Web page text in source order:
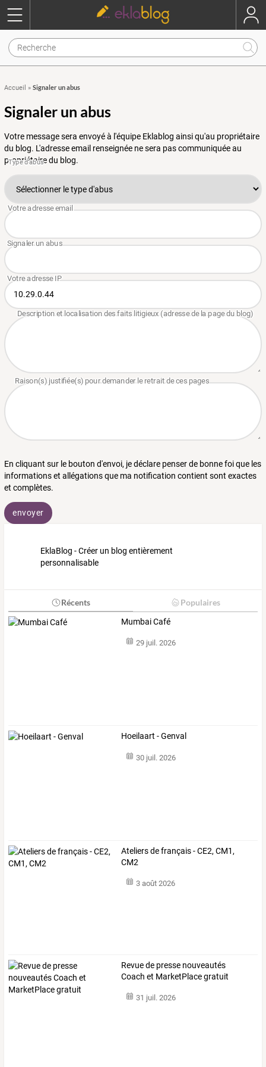
Accueil » Signaler un abus
Signaler un abus
Votre message sera envoyé à l'équipe Eklablog ainsi qu'au propriétaire
du blog. L'adresse email renseignée ne sera pas communiquée au
propriétaire du blog.
En cliquant sur le bouton d'envoi, je déclare penser de bonne foi que les
informations et allégations que ma notification contient sont exactes
et complètes.
envoyer
EklaBlog - Créer un blog entièrement
personnalisable
Récents Populaires
Mumbai Café
29 juil. 2026
Hoeilaart - Genval
30 juil. 2026
Ateliers de français - CE2, CM1,
CM2
3 août 2026
Revue de presse nouveautés
Coach et MarketPlace gratuit
31 juil. 2026